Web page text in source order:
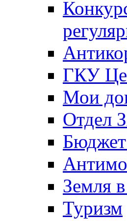
ГКУ
Мои
Отдел
Земля
Туризм